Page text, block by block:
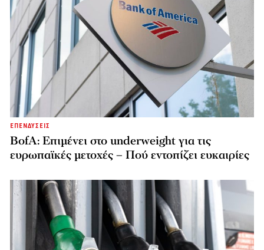
ΕΠΕΝΔΥΣΕΙΣ
BofA: Επιμένει στο underweight για τις
ευρωπαϊκές μετοχές – Πού εντοπίζει ευκαιρίες